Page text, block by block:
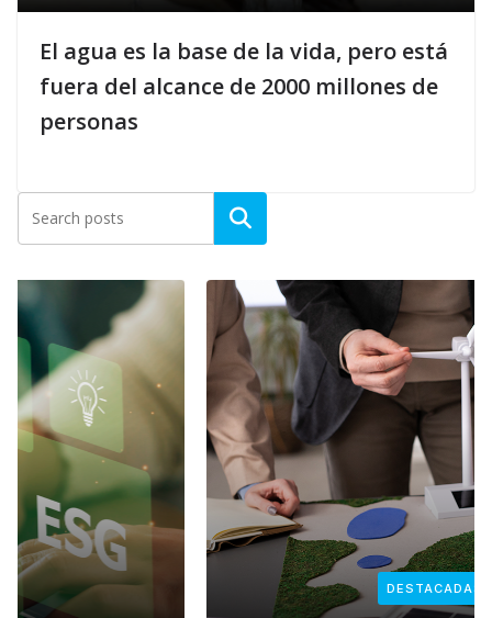
El agua es la base de la vida, pero está
fuera del alcance de 2000 millones de
personas
DESTACADAS